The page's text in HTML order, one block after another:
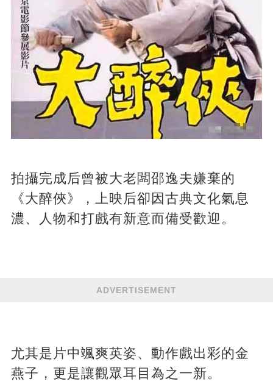
拍攝完成后曾被大老闆邵逸夫嫌棄的
《大醉俠》，上映后卻因古典文化氣息
濃、人物和打戲有新意而備受歡迎。
ADVERTISEMENT
尤其是片中颯爽英姿、動作戲出彩的金
燕子，更是讓觀眾耳目為之一新。